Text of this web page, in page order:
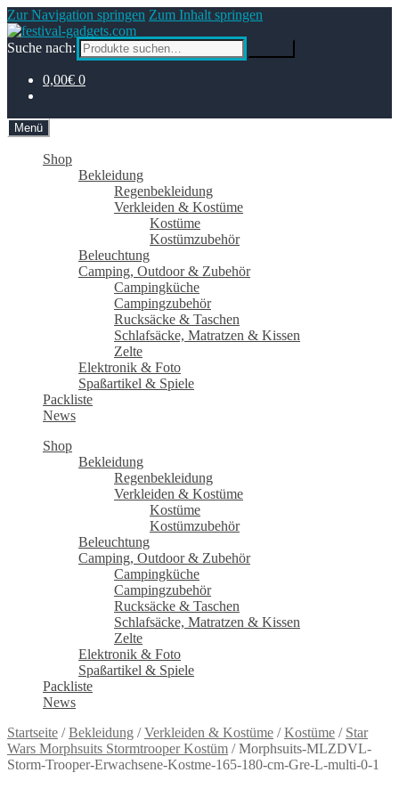
Zur Navigation springen Zum Inhalt springen
Suche nach:
0,00€ 0
Menü
Shop
Bekleidung
Regenbekleidung
Verkleiden & Kostüme
Kostüme
Kostümzubehör
Beleuchtung
Camping, Outdoor & Zubehör
Campingküche
Campingzubehör
Rucksäcke & Taschen
Schlafsäcke, Matratzen & Kissen
Zelte
Elektronik & Foto
Spaßartikel & Spiele
Packliste
News
Shop
Bekleidung
Regenbekleidung
Verkleiden & Kostüme
Kostüme
Kostümzubehör
Beleuchtung
Camping, Outdoor & Zubehör
Campingküche
Campingzubehör
Rucksäcke & Taschen
Schlafsäcke, Matratzen & Kissen
Zelte
Elektronik & Foto
Spaßartikel & Spiele
Packliste
News
Startseite /Bekleidung /Verkleiden & Kostüme /Kostüme / Star
Wars Morphsuits Stormtrooper Kostüm /Morphsuits-MLZDVL-
Storm-Trooper-Erwachsene-Kostme-165-180-cm-Gre-L-multi-0-1